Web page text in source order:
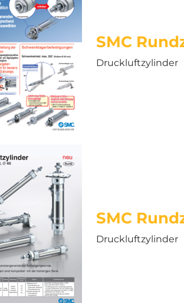
SMC
Druckluftzylinder
SMC
Druckluftzylinder